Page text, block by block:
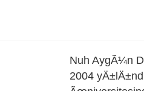
Nuh AygÃ¼n
2004